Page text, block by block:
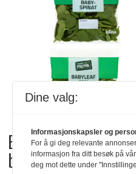
Bama
babyspinat og
Dine valg:
Informasjonskapsler og
For å gi deg relevante
informasjon fra ditt besøk på
deg mot dette under